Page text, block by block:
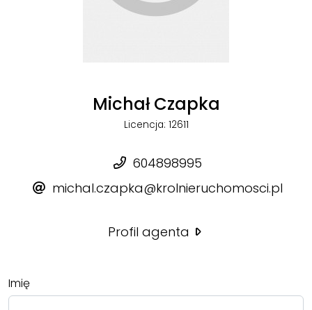
Michał Czapka
Licencja: 12611
604898995
michal.czapka@krolnieruchomosci.pl
Profil agenta
Imię